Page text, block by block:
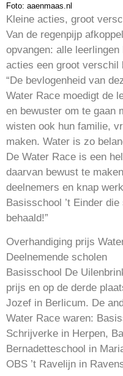
Foto: aaenmaas.nl
Kleine acties, groot
Van de regenpijp
opvangen: alle
acties een groot verschil
“De bevlogenheid van
Water Race moedigt de
en bewuster om te gaan
wisten ook hun familie,
maken. Water is zo
De Water Race is een
daarvan bewust te
deelnemers en knap
Basisschool ’t Einder
behaald!”
Overhandiging prijs
Deelnemende scholen
Basisschool De
prijs en op de derde
Jozef in Berlicum. De
Water Race waren:
Schrijverke in Herpen,
Bernadetteschool in
OBS ’t Ravelijn in